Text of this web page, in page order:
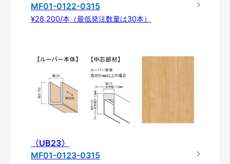
MF01-0122-0315
¥28,200/本（最低発注数量は30本）
〈UB23〉
MF01-0123-0315